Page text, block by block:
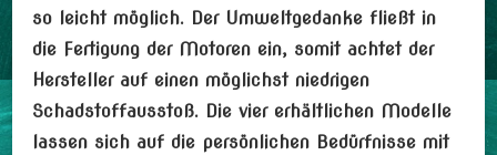
so leicht möglich. Der Umweltgedanke fließt in
die Fertigung der Motoren ein, somit achtet der
Hersteller auf einen möglichst niedrigen
Schadstoffausstoß. Die vier erhältlichen Modelle
lassen sich auf die persönlichen Bedürfnisse mit